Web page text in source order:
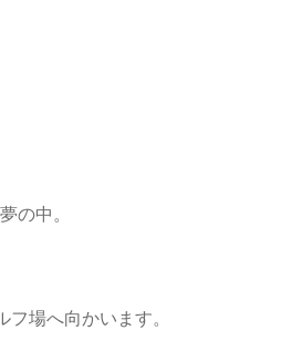
の中。
場へ向かいます。